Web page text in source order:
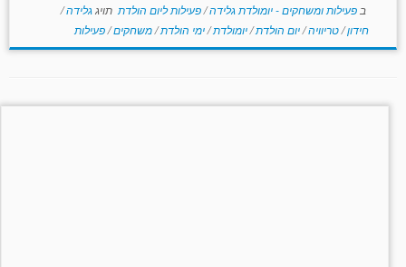
ב פעילות ומשחקים - יומולדת גלידה/פעילות ליום הולדת תויגגלידה/
חידון/טריוויה/יום הולדת/יומולדת/ימי הולדת/משחקים/פעילות